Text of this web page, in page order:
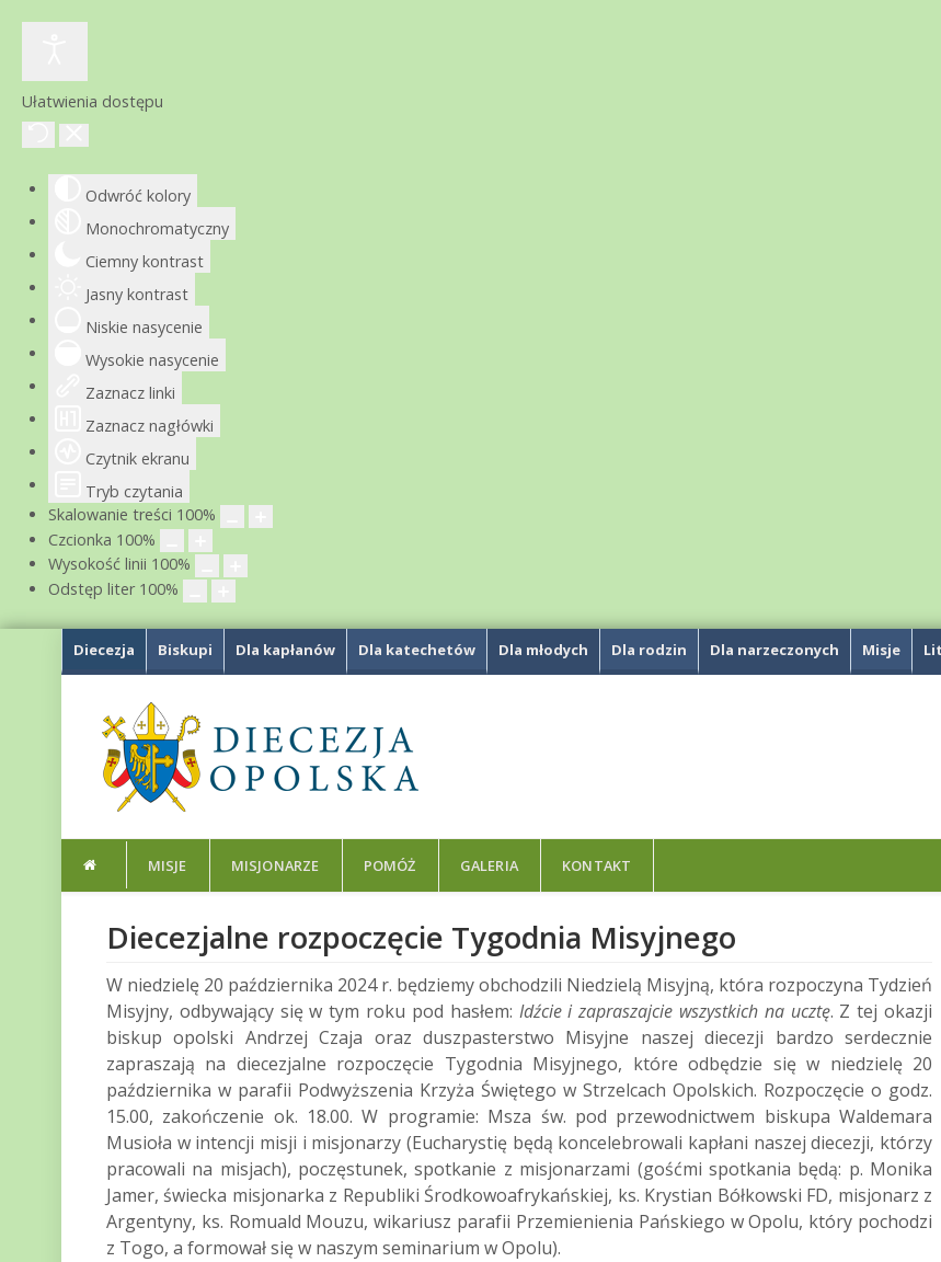
Ułatwienia dostępu
Odwróć kolory
Monochromatyczny
Ciemny kontrast
Jasny kontrast
Niskie nasycenie
Wysokie nasycenie
Zaznacz linki
Zaznacz nagłówki
Czytnik ekranu
Tryb czytania
Skalowanie treści 100%
Czcionka 100%
Wysokość linii 100%
Odstęp liter 100%
Diecezja Biskupi Dla kapłanów Dla katechetów Dla młodych Dla rodzin Dla narzeczonych Misje
MISJE MISJONARZE POMÓŻ GALERIA KONTAKT
Diecezjalne rozpoczęcie Tygodnia Misyjnego
W niedzielę 20 października 2024 r. będziemy obchodzili Niedzielą Misyjną, która rozpoczyna Tydzień
Misyjny, odbywający się w tym roku pod hasłem: Idźcie i zapraszajcie wszystkich na ucztę. Z tej okazji
biskup opolski Andrzej Czaja oraz duszpasterstwo Misyjne naszej diecezji bardzo serdecznie
zapraszają na diecezjalne rozpoczęcie Tygodnia Misyjnego, które odbędzie się w niedzielę 20
października w parafii Podwyższenia Krzyża Świętego w Strzelcach Opolskich. Rozpoczęcie o godz.
15.00, zakończenie ok. 18.00. W programie: Msza św. pod przewodnictwem biskupa Waldemara
Musioła w intencji misji i misjonarzy (Eucharystię będą koncelebrowali kapłani naszej diecezji, którzy
pracowali na misjach), poczęstunek, spotkanie z misjonarzami (gośćmi spotkania będą: p. Monika
Jamer, świecka misjonarka z Republiki Środkowoafrykańskiej, ks. Krystian Bółkowski FD, misjonarz z
Argentyny, ks. Romuald Mouzu, wikariusz parafii Przemienienia Pańskiego w Opolu, który pochodzi
z Togo, a formował się w naszym seminarium w Opolu).